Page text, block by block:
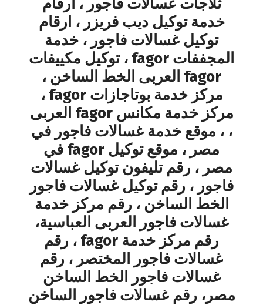
ثلاجات غسالات فاجور ، ارقام
خدمة توكيل ديب فريزر ، ارقام
توكيل غسالات فاجور ، خدمة
المجففات fagor ، توكيل مكييفات
fagor العربى الخط الساخن ،
مركز خدمة بوتاجازات fagor ،
مركز خدمة مكانس fagor العربى
، ، موقع خدمة غسالات فاجور في
مصر ، موقع توكيل fagor في
مصر ، رقم تليفون توكيل غسالات
فاجور ، رقم توكيل غسالات فاجور
الخط الساخن ، رقم مركز خدمة
غسالات فاجور العربى العباسية،
رقم مركز خدمة fagor ، رقم
غسالات فاجور المختصر ، رقم
غسالات فاجور الخط الساخن
مصر، رقم غسالات فاجور الساخن